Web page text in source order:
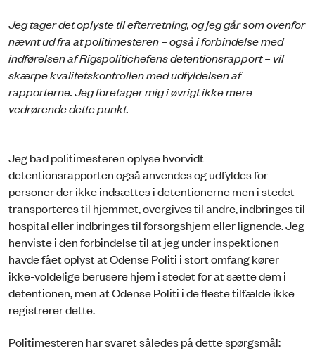
Jeg tager det oplyste til efterretning, og jeg går som ovenfor
nævnt ud fra at politimesteren – også i forbindelse med
indførelsen af Rigspolitichefens detentionsrapport – vil
skærpe kvalitetskontrollen med udfyldelsen af
rapporterne. Jeg foretager mig i øvrigt ikke mere
vedrørende dette punkt.
Jeg bad politimesteren oplyse hvorvidt
detentionsrapporten også anvendes og udfyldes for
personer der ikke indsættes i detentionerne men i stedet
transporteres til hjemmet, overgives til andre, indbringes til
hospital eller indbringes til forsorgshjem eller lignende. Jeg
henviste i den forbindelse til at jeg under inspektionen
havde fået oplyst at Odense Politi i stort omfang kører
ikke-voldelige berusere hjem i stedet for at sætte dem i
detentionen, men at Odense Politi i de fleste tilfælde ikke
registrerer dette.
Politimesteren har svaret således på dette spørgsmål: